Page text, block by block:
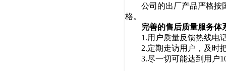
公司的出厂产品严格按国
格。
完善的售后质量服务体
1.用户质量反馈热线电话
2.定期走访用户，及时把
3.尽一切可能达到用户